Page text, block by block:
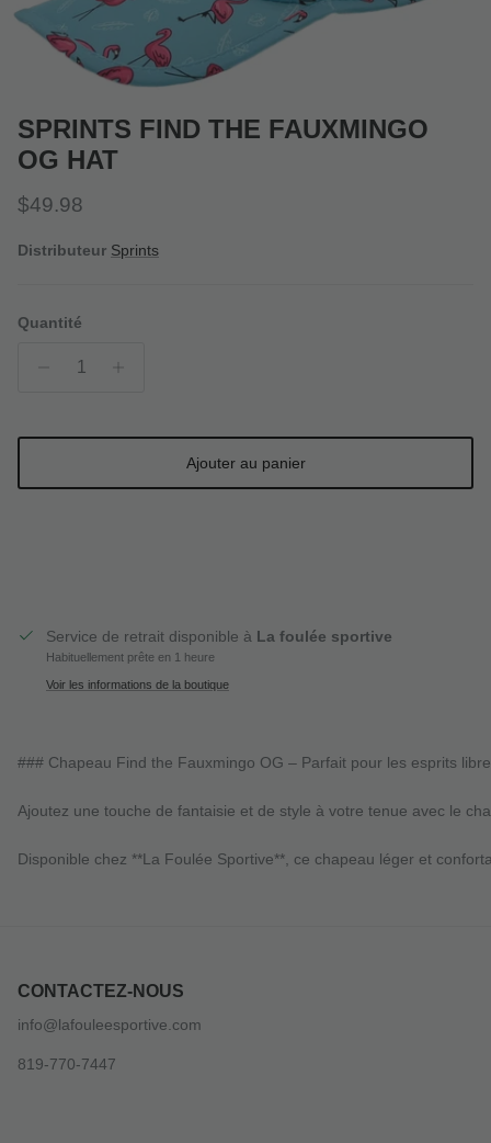
SPRINTS FIND THE FAUXMINGO
OG HAT
Prix habituel
$49.98
Distributeur Sprints
Quantité
Ajouter au panier
Service de retrait disponible à La foulée sportive
Habituellement prête en 1 heure
Voir les informations de la boutique
### Chapeau Find the Fauxmingo OG – Parfait pour les esprits
Ajoutez une touche de fantaisie et de style à votre tenue avec le
CONTACTEZ-NOUS
info@lafouleesportive.com
819-770-7447